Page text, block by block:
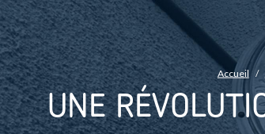
FIL D'ARIANE Accueil
UNE